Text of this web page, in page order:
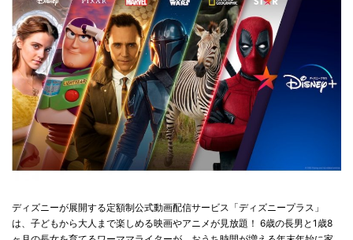
ディズニーが展開する定額制公式動画配信サービス「ディズニープラス」
は、子どもから大人まで楽しめる映画やアニメが見放題！ 6歳の長男と1歳8